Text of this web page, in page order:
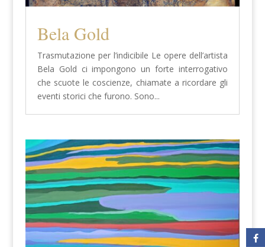
Bela Gold
Trasmutazione per l’indicibile Le opere dell’artista
Bela Gold ci impongono un forte interrogativo
che scuote le coscienze, chiamate a ricordare gli
eventi storici che furono. Sono...